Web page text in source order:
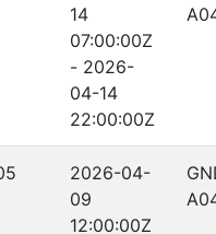
14
07:00:00Z
- 2026-
04-14
22:00:00Z
2026-04-
09
12:00:00Z